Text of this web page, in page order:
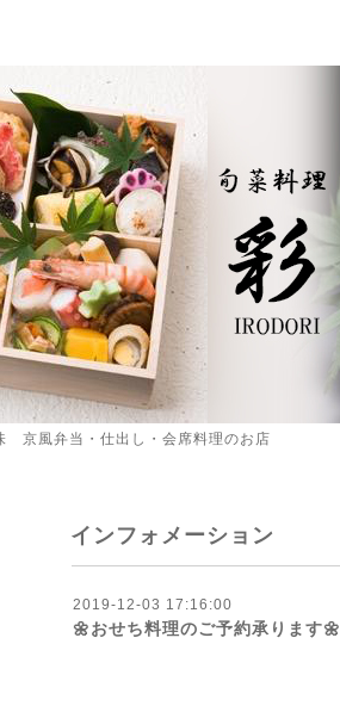
京風弁当・仕出し・会席料理のお店
インフォメーション
2019-12-03 17:16:00
🌼おせち料理のご予約承ります🌼